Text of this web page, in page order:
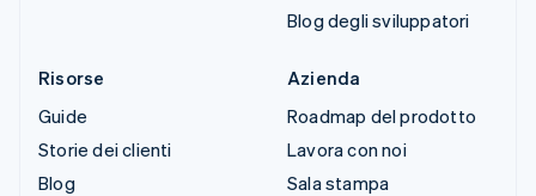
Blog degli sviluppatori
Risorse
Guide
Storie dei clienti
Blog
Azienda
Roadmap del prodotto
Lavora con noi
Sala stampa